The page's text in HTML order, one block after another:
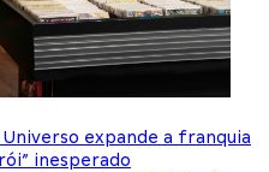
expande a franquia
inesperado